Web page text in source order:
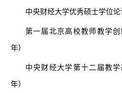
中央财经大学优秀硕士学位论
第一届北京高校教师教学
年）
中央财经大学第十二届教
年）